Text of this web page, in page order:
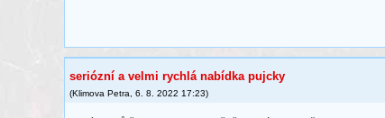
seriózní a velmi rychlá nabídka pujcky
(Klimova Petra 6. 8. 2022 17:23)